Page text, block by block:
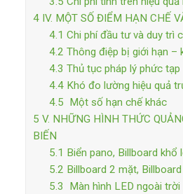
4IV. MỘT SỐ ĐIỂM HẠN CHẾ
4.1 Chi phí đầu tư và duy trì
4.2 Thông điệp bị giới hạn –
4.3 Thủ tục pháp lý phức tạp
4.4Khó đo lường hiệu quả
4.5 Một số hạn chế khác
5 V. NHỮNG HÌNH THỨC
BIẾN
5.1 Biển pano, Billboard khổ
5.2 Billboard 2 mặt,
5.3 Màn hình LED ngoài trời